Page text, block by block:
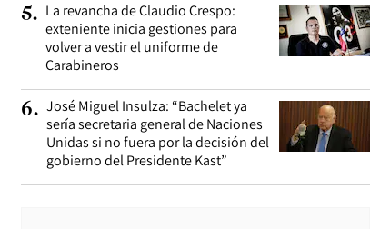
5. La revancha de Claudio Crespo:
exteniente inicia gestiones para
volver a vestir el uniforme de
Carabineros
6. José Miguel Insulza: “Bachelet ya
sería secretaria general de Naciones
Unidas si no fuera por la decisión del
gobierno del Presidente Kast”